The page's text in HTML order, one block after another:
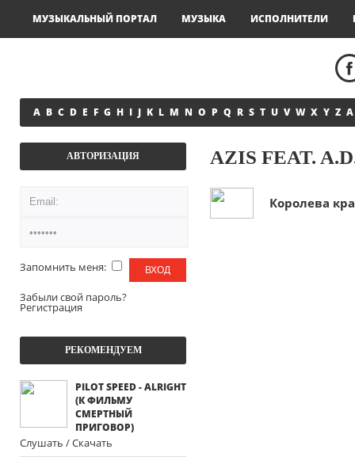
МУЗЫКАЛЬНЫЙ ПОРТАЛ МУЗЫКА ИСПОЛНИТЕЛИ
A B C D E F G H I J K L M N O P Q R S T U V W X Y Z А
АВТОРИЗАЦИЯ
Запомнить меня:
Забыли свой пароль?
Регистрация
РЕКОМЕНДУЕМ
PILOT SPEED - ALRIGHT
(К ФИЛЬМУ
СМЕРТНЫЙ
ПРИГОВОР)
Слушать / Скачать
AZIS FEAT.
Королева